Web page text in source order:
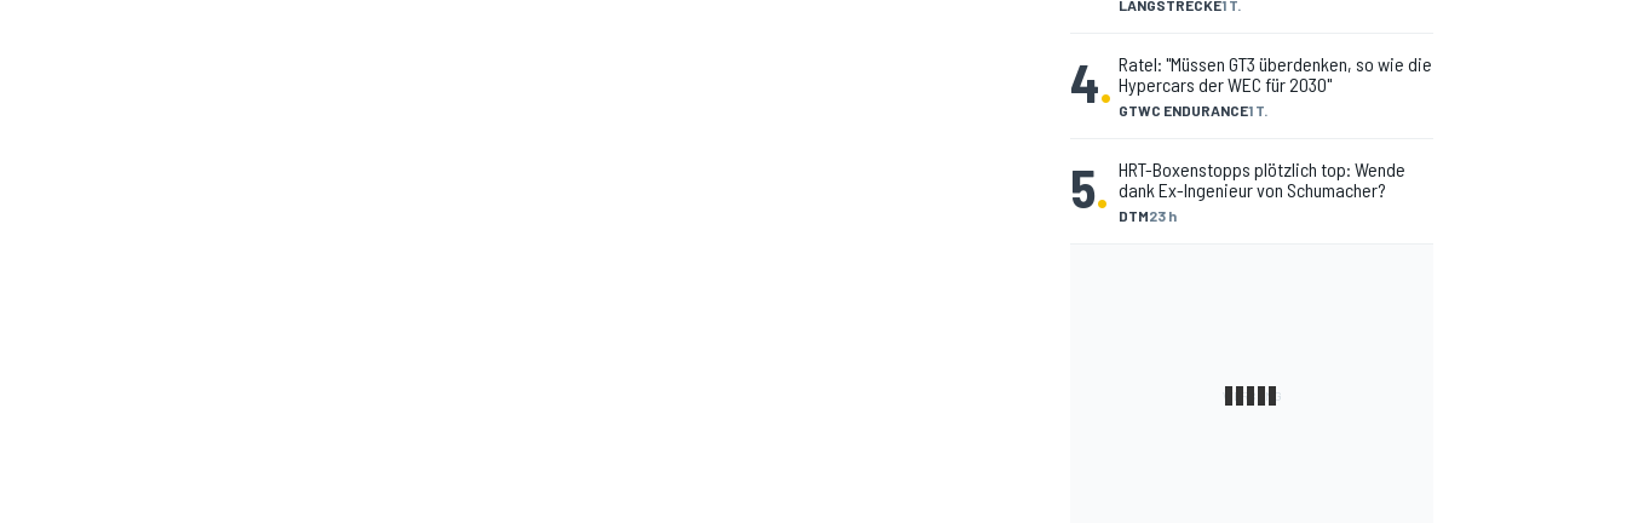
LANGSTRECKE1 T.
4. GTWC ENDURANCE1 T.
Ratel: "Müssen GT3 überdenken, so wie die
Hypercars der WEC für 2030"
5. DTM23 h
HRT-Boxenstopps plötzlich top: Wende
dank Ex-Ingenieur von Schumacher?